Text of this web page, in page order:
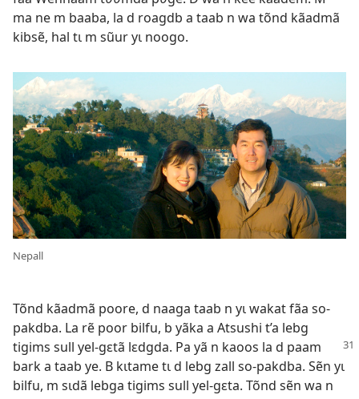
ma ne m baaba, la d roagdb a taab n wa tõnd kãadmã
kibsẽ, hal tɩ m sũur yɩ noogo.
Nepall
Tõnd kãadmã poore, d naaga taab n yɩ wakat fãa so-
pakdba. La rẽ poor bilfu, b yãka a Atsushi t’a lebg
tigims sull yel-gɛtã lɛdgda. Pa yã n kaoos la d paam
bark a taab ye. B kɩtame tɩ d lebg zall so-pakdba. Sẽn yɩ
bilfu, m sɩdã lebga tigims sull yel-gɛta. Tõnd sẽn wa n